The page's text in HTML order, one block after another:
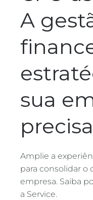
A
sua
precisa
Amplie a
para consolidar o
empresa. Saiba
a Service.